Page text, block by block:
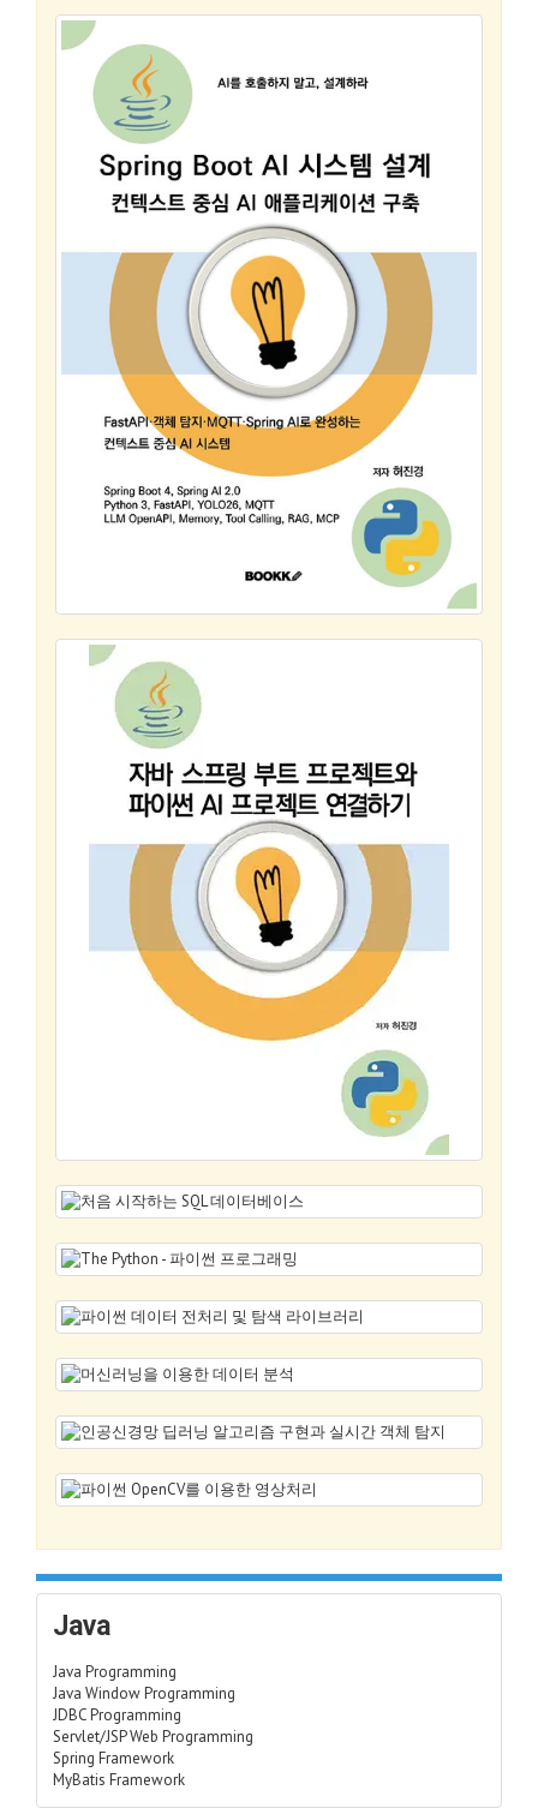
Java
Java Programming
Java Window Programming
JDBC Programming
Servlet/JSP Web Programming
Spring Framework
MyBatis Framework